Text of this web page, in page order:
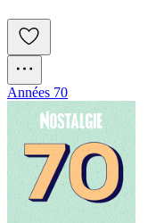
Années 70